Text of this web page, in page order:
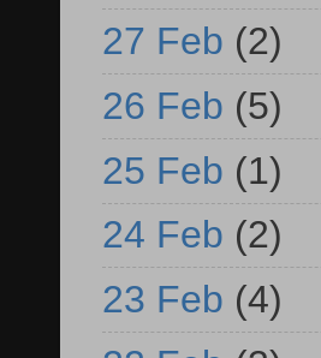
27 Feb (2)
26 Feb (5)
25 Feb (1)
24 Feb (2)
23 Feb (4)